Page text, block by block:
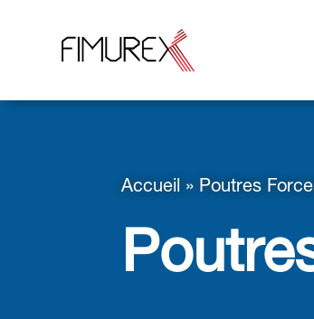
Accueil » Poutres